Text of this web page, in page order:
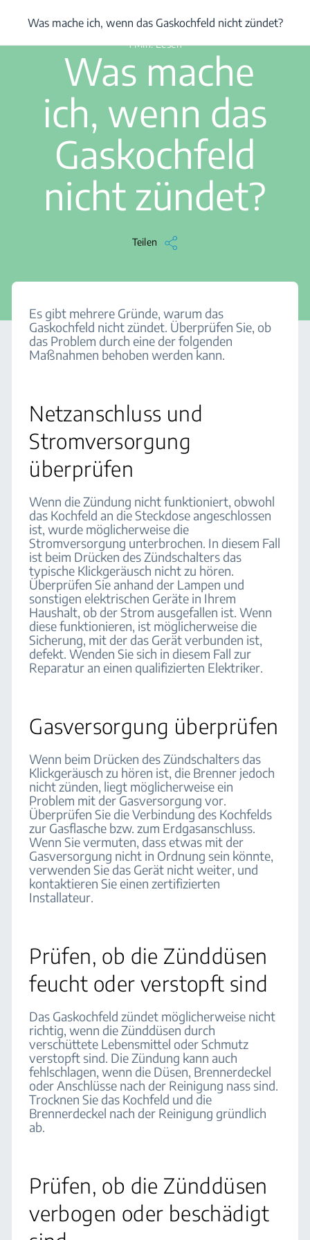
Was mache ich, wenn das Gaskochfeld nicht zündet?
1 Min. Lesen
Was mache
ich, wenn das
Gaskochfeld
nicht zündet?
Teilen
Was mache ich, wenn das Gaskochfeld nicht zündet?
Es gibt mehrere Gründe, warum das
Gaskochfeld nicht zündet. Überprüfen Sie, ob
das Problem durch eine der folgenden
Maßnahmen behoben werden kann.
Netzanschluss und
Stromversorgung
überprüfen
Wenn die Zündung nicht funktioniert, obwohl
das Kochfeld an die Steckdose angeschlossen
ist, wurde möglicherweise die
Stromversorgung unterbrochen. In diesem Fall
ist beim Drücken des Zündschalters das
typische Klickgeräusch nicht zu hören.
Überprüfen Sie anhand der Lampen und
sonstigen elektrischen Geräte in Ihrem
Haushalt, ob der Strom ausgefallen ist. Wenn
diese funktionieren, ist möglicherweise die
Sicherung, mit der das Gerät verbunden ist,
defekt. Wenden Sie sich in diesem Fall zur
Reparatur an einen qualifizierten Elektriker.
Gasversorgung überprüfen
Wenn beim Drücken des Zündschalters das
Klickgeräusch zu hören ist, die Brenner jedoch
nicht zünden, liegt möglicherweise ein
Problem mit der Gasversorgung vor.
Überprüfen Sie die Verbindung des Kochfelds
zur Gasflasche bzw. zum Erdgasanschluss.
Wenn Sie vermuten, dass etwas mit der
Gasversorgung nicht in Ordnung sein könnte,
verwenden Sie das Gerät nicht weiter, und
kontaktieren Sie einen zertifizierten
Installateur.
Prüfen, ob die Zünddüsen
feucht oder verstopft sind
Das Gaskochfeld zündet möglicherweise nicht
richtig, wenn die Zünddüsen durch
verschüttete Lebensmittel oder Schmutz
verstopft sind. Die Zündung kann auch
fehlschlagen, wenn die Düsen, Brennerdeckel
oder Anschlüsse nach der Reinigung nass sind.
Trocknen Sie das Kochfeld und die
Brennerdeckel nach der Reinigung gründlich
ab.
Prüfen, ob die Zünddüsen
verbogen oder beschädigt